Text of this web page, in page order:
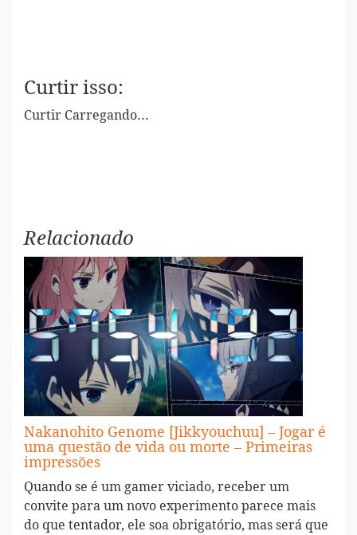
Curtir isso:
Curtir Carregando...
Relacionado
Nakanohito Genome [Jikkyouchuu] – Jogar é
uma questão de vida ou morte – Primeiras
impressões
Quando se é um gamer viciado, receber um
convite para um novo experimento parece mais
do que tentador, ele soa obrigatório, mas será que